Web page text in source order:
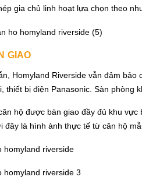
gia chủ linh hoạt lựa chọn theo
GIAO
Homyland Riverside vẫn đảm
thiết bị điện Panasonic. Sàn phòng
hộ được bàn giao đầy đủ khu
đây là hình ảnh thực tế từ căn hộ